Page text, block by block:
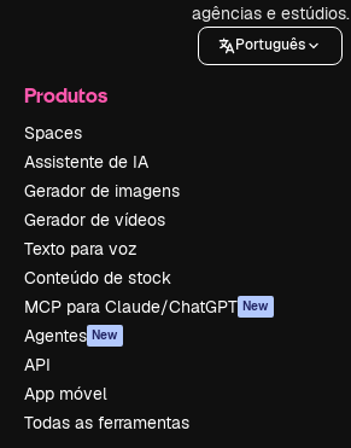
agências e estúdios.
Português
Produtos
Spaces
Assistente de IA
Gerador de imagens
Gerador de vídeos
Texto para voz
Conteúdo de stock
MCP para Claude/ChatGPT New
Agentes New
API
App móvel
Todas as ferramentas